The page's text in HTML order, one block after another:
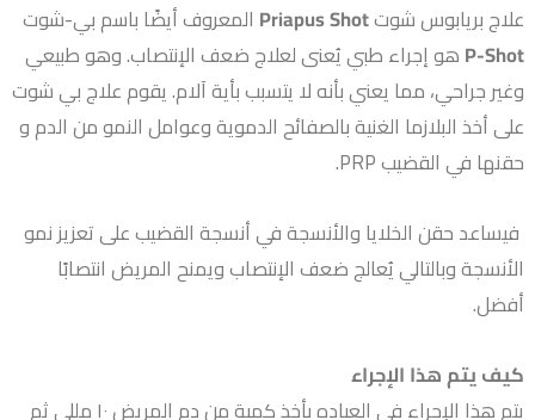
علاج بريابوس شوتPriapus Shot المعروف أيضًا باسم بي-شوت
P-Shot هو إجراء طبي يُعنى لعلاج ضعف الإنتصاب. وهو طبيعي
وغير جراحي، مما يعني بأنه لا يتسبب بأية آلام. يقوم علاج بي شوت
على أخذ البلازما الغنية بالصفائح الدموية وعوامل النمو من الدم و
حقنها في القضيب PRP.
فيساعد حقن الخلايا والأنسجة في أنسجة القضيب على تعزيز نمو
الأنسجة وبالتالي يُعالج ضعف الإنتصاب ويمنح المريض انتصابًا
أفضل.
كيف يتم هذا الإجراء
يتم هذا الإجراء في العياده بأخذ كمية من دم المريض ١٠ مللي ثم